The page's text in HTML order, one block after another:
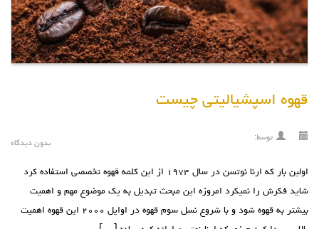
قهوه اسپشیالیتی چیست
توسط:
بدون دیدگاه
اولین بار که ارنا نوتسن در سال ۱۹۷۴ از این کلمه قهوه تخصصی استفاده کرد
شاید فکرش را نمیکرد امروزه این مبحث تبدیل به یک موضوع مهم و اهمیت
بیشتر به قهوه شود و با شروع نسل سوم قهوه در اوایل ۲۰۰۰ این قهوه اهمیت